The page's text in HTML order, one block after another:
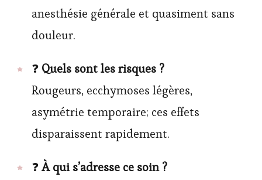
anesthésie générale et quasiment sans
douleur.
❓ Quels sont les risques ?
Rougeurs, ecchymoses légères,
asymétrie temporaire; ces effets
disparaissent rapidement.
❓À qui s’adresse ce soin ?